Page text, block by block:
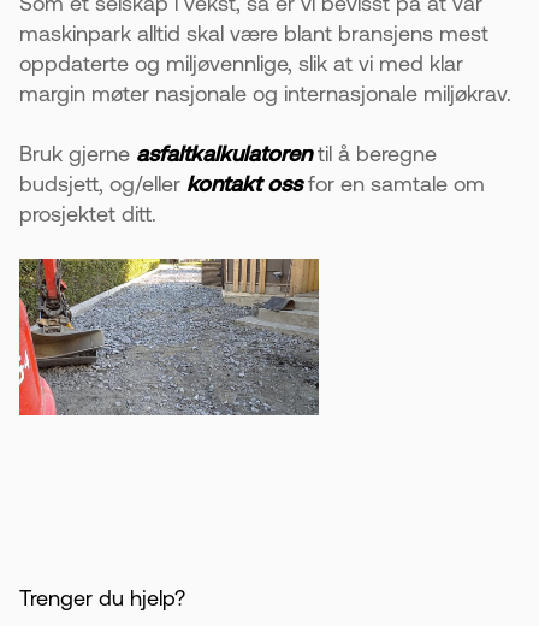
maskinpark alltid skal være blant bransjens mest
oppdaterte og miljøvennlige, slik at vi med klar
margin møter nasjonale og internasjonale miljøkrav.
Bruk gjerne asfaltkalkulatorentil å beregne
budsjett, og/eller kontakt ossfor en samtale om
prosjektet ditt.
Trenger du hjelp?